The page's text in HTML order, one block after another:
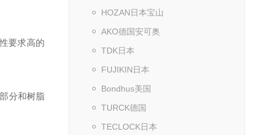
HOZAN日本宝山
AKO德国安可奥
TDK日本
FUJIKIN日本
Bondhus美国
TURCK德国
TECLOCK日本
要求高的
分和树脂